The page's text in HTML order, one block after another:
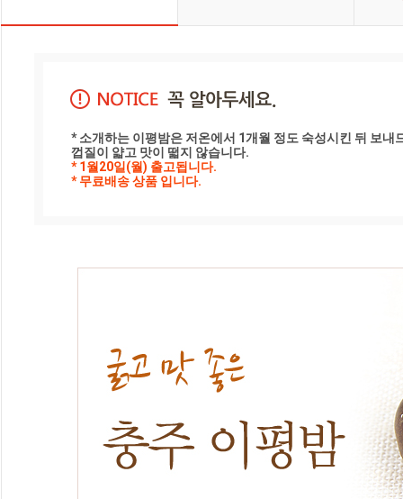
* 소개하는 이평밤은 저온에서 1개월 정도 숙성시킨 뒤 보
껍질이 얇고 맛이 떫지 않습니다.
* 1월20일(월) 출고됩니다.
* 무료배송 상품 입니다.